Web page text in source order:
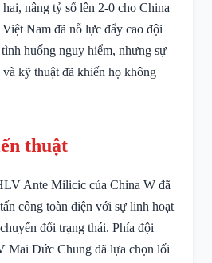
nâng tỷ số lên 2-0 cho China
Nam đã nỗ lực đẩy cao đội
huống nguy hiểm, nhưng sự
kỹ thuật đã khiến họ không
thuật
Ante Milicic của China W đã
công toàn diện với sự linh hoạt
đổi trạng thái. Phía đội
Mai Đức Chung đã lựa chọn lối